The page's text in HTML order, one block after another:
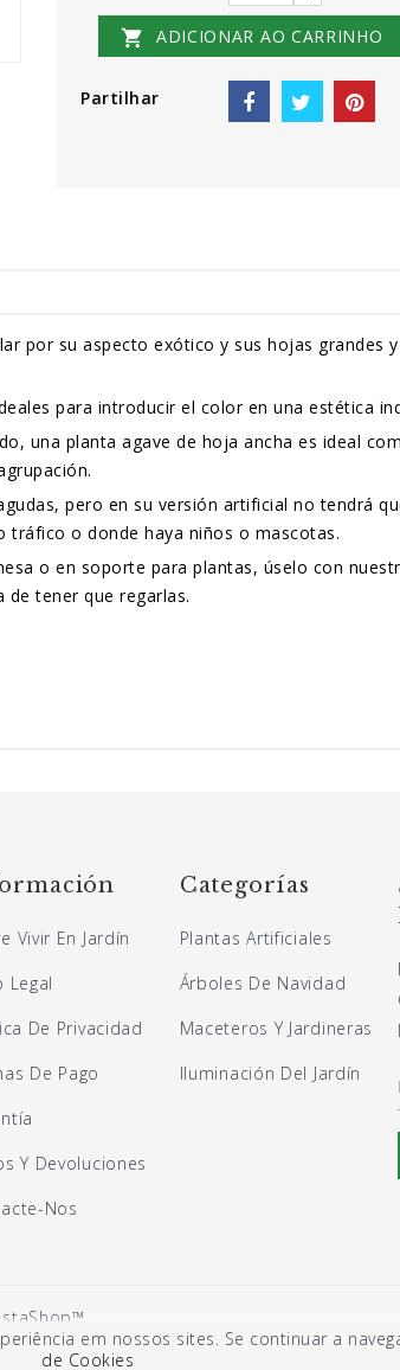
 ADICIONAR AO CARRINHO
Partilhar
por su aspecto exótico y sus hojas grandes
para introducir el color en una estética
una planta agave de hoja ancha es ideal
pero en su versión artificial no tendrá
tráfico o donde haya niños o mascotas.
o en soporte para plantas, úselo con
tener que regarlas.
Vivir En Jardín
Legal
De Privacidad
De Pago
Y Devoluciones
Nos
Categorías
Plantas Artificiales
Árboles De Navidad
Maceteros Y Jardineras
Iluminación Del Jardín
em nossos sites. Se continuar a
de Cookies